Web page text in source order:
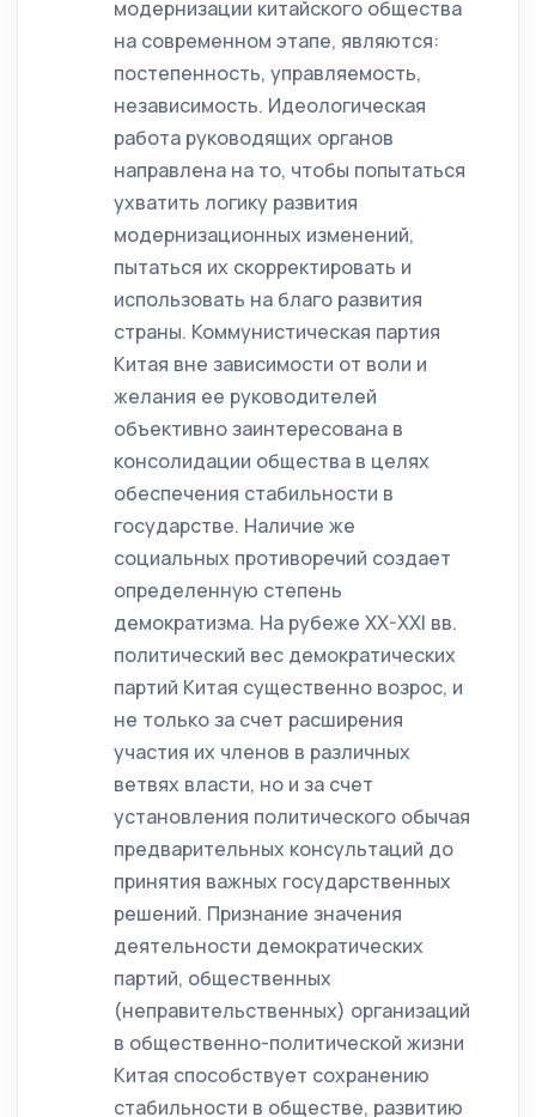
модернизации китайского общества
на современном этапе, являются:
постепенность, управляемость,
независимость. Идеологическая
работа руководящих органов
направлена на то, чтобы попытаться
ухватить логику развития
модернизационных изменений,
пытаться их скорректировать и
использовать на благо развития
страны. Коммунистическая партия
Китая вне зависимости от воли и
желания ее руководителей
объективно заинтересована в
консолидации общества в целях
обеспечения стабильности в
государстве. Наличие же
социальных противоречий создает
определенную степень
демократизма. На рубеже XX-XXI вв.
политический вес демократических
партий Китая существенно возрос, и
не только за счет расширения
участия их членов в различных
ветвях власти, но и за счет
установления политического обычая
предварительных консультаций до
принятия важных государственных
решений. Признание значения
деятельности демократических
партий, общественных
(неправительственных) организаций
в общественно-политической жизни
Китая способствует сохранению
стабильности в обществе, развитию